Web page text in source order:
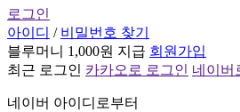
로그인
아이디 / 비밀번호 찾기
블루머니 1,000원 지급 회원가입
최근 로그인 카카오로 로그인 네이버
네이버 아이디로부터